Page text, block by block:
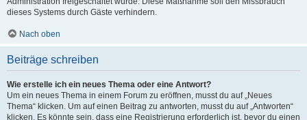
dieses Systems durch Gäste verhindern.
Nach oben
Beiträge schreiben
Wie erstelle ich ein neues Thema oder eine Antwort?
Um ein neues Thema in einem Forum zu eröffnen, musst du auf „Neues
Thema“ klicken. Um auf einen Beitrag zu antworten, musst du auf „Antworten“
klicken. Es könnte sein, dass eine Registrierung erforderlich ist, bevor du einen